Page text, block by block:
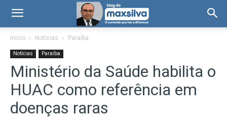
Início Notícias Paraíba
Notícias Paraíba
Ministério da Saúde habilita o
HUAC como referência em
doenças raras